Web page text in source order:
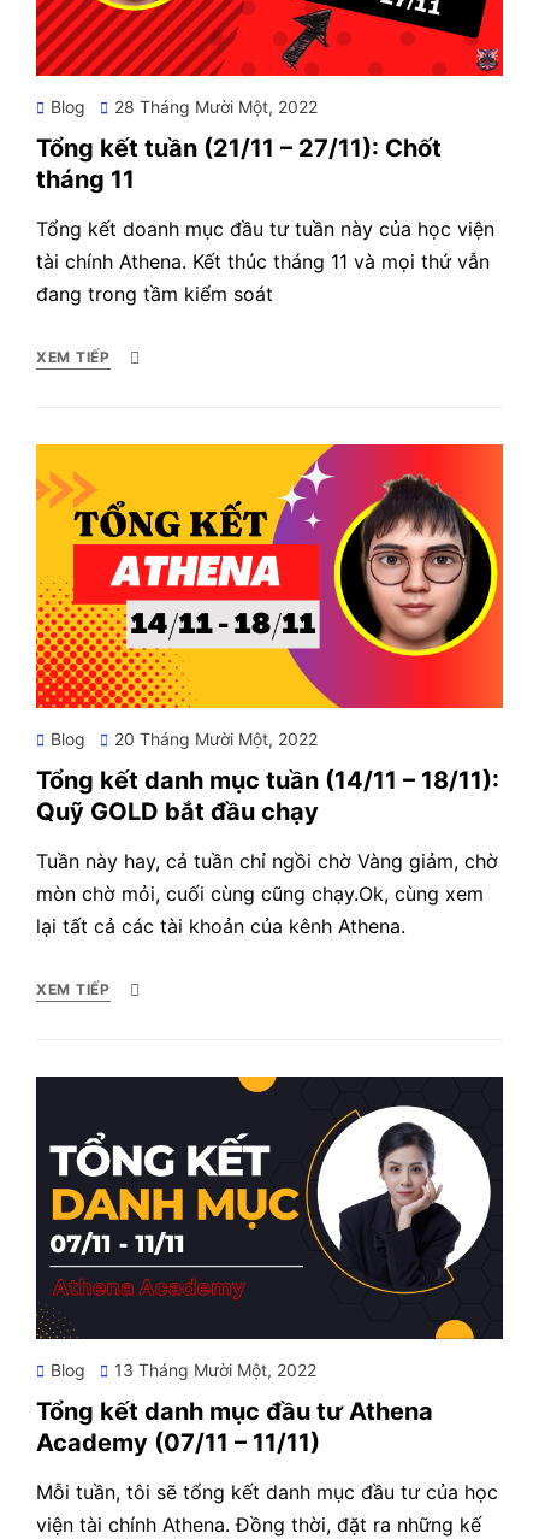
Blog
Posted
28 Tháng Mười Một, 2022
Tổng kết tuần (21/11 – 27/11): Chốt
tháng 11
Tổng kết doanh mục đầu tư tuần này của học viện
tài chính Athena. Kết thúc tháng 11 và mọi thứ vẫn
đang trong tầm kiểm soát
XEM TIẾP
Blog
Posted
20 Tháng Mười Một, 2022
Tổng kết danh mục tuần (14/11 – 18/11):
Quỹ GOLD bắt đầu chạy
Tuần này hay, cả tuần chỉ ngồi chờ Vàng giảm, chờ
mòn chờ mỏi, cuối cùng cũng chạy.Ok, cùng xem
lại tất cả các tài khoản của kênh Athena.
XEM TIẾP
Blog
Posted
13 Tháng Mười Một, 2022
Tổng kết danh mục đầu tư Athena
Academy (07/11 – 11/11)
Mỗi tuần, tôi sẽ tổng kết danh mục đầu tư của học
viện tài chính Athena. Đồng thời, đặt ra những kế